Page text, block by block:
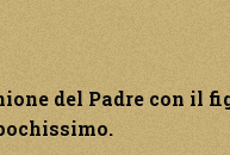
chi
non
del Padre con il